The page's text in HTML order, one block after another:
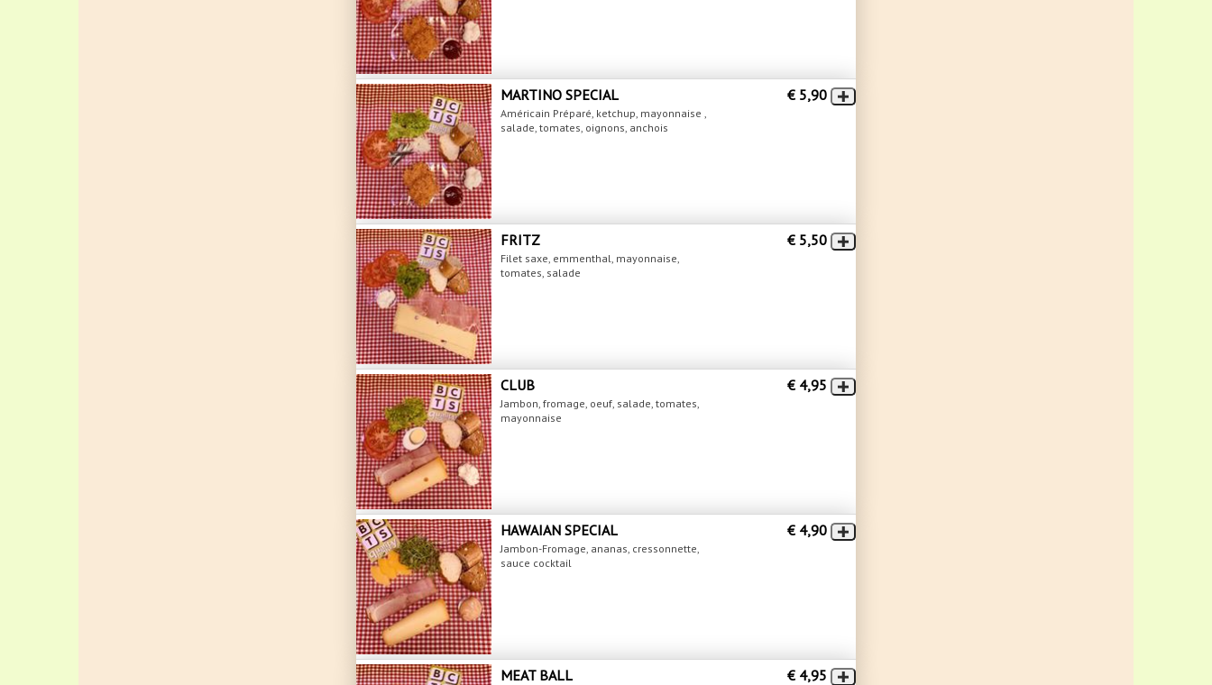
MARTINO SPECIAL
Américain Préparé, ketchup, mayonnaise ,
salade, tomates, oignons, anchois
€ 5,90
FRITZ
Filet saxe, emmenthal, mayonnaise,
tomates, salade
€ 5,50
CLUB
Jambon, fromage, oeuf, salade, tomates,
mayonnaise
€ 4,95
HAWAIAN SPECIAL
Jambon-Fromage, ananas, cressonnette,
sauce cocktail
€ 4,90
MEAT BALL € 4,95